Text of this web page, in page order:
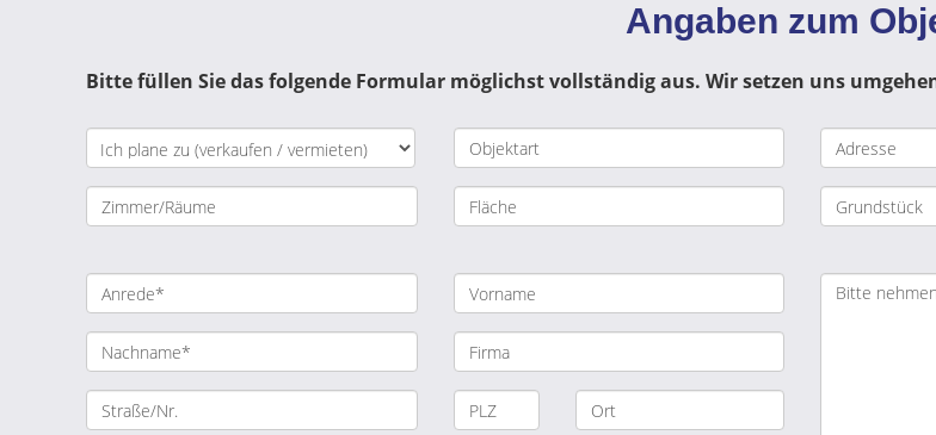
Angaben zum
Bitte füllen Sie das folgende Formular möglichst vollständig aus. Wir setzen uns